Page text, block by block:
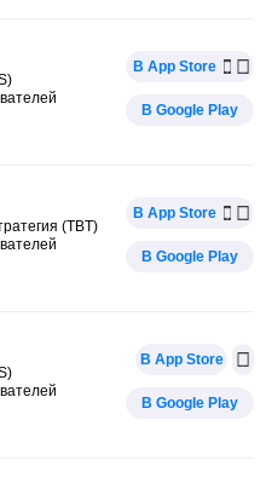
В App Store
В Google Play
(TBT)
В App Store
В Google Play
В App Store
В Google Play